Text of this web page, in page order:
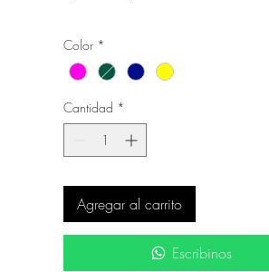
Color *
Cantidad *
Agregar al carrito
Escribinos